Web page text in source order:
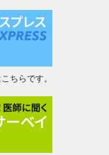
ちらです。